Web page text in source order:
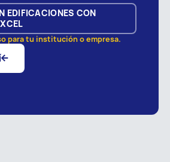
EDIFICACIONES CON
para tu institución o empresa.